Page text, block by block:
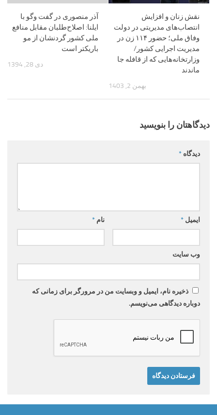
آذر منصوری در گفت وگو با
ایلنا: اصلاح‌طلبان مقابل منافع
ملی کشور گردنشان از مو
باریکتر است
دی 28, 1394
نقش زنان و افزایش
انتصاب‌های مدیریتی در دولت
وفاق ملی؛ حضور ۱۱۴ زن در
مدیریت اجرایی کشور/
وزارتخانه‌هایی که از قافله جا
ماندند
بهمن 2, 1403
دیدگاهتان را بنویسید
دیدگاه *
نام * ایمیل *
وب‌ سایت
ذخیره نام، ایمیل و وبسایت من در مرورگر برای زمانی که
دوباره دیدگاهی می‌نویسم.